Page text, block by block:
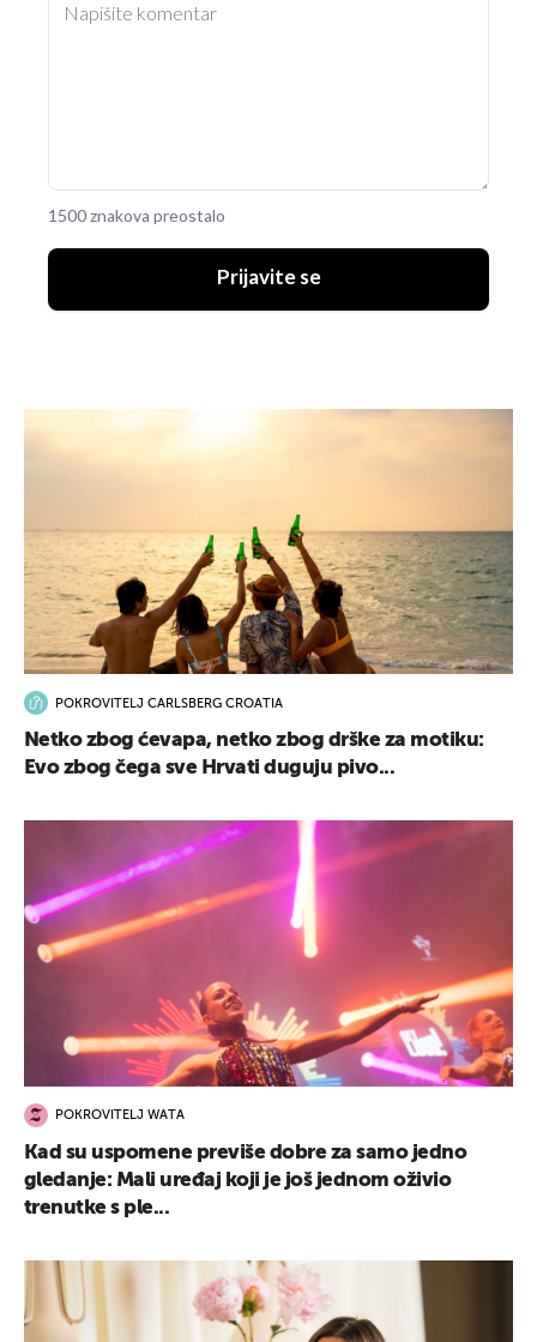
1500 znakova preostalo
Prijavite se
POKROVITELJ CARLSBERG CROATIA
Netko zbog ćevapa, netko zbog drške za motiku:
Evo zbog čega sve Hrvati duguju pivo...
POKROVITELJ WATA
Kad su uspomene previše dobre za samo jedno
gledanje: Mali uređaj koji je još jednom oživio
trenutke s ple...